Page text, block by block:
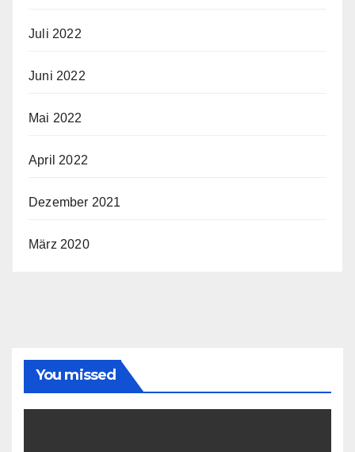
Juli 2022
Juni 2022
Mai 2022
April 2022
Dezember 2021
März 2020
You missed